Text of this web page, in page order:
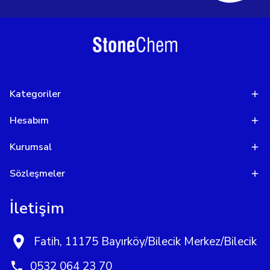
Kategoriler
Hesabım
Kurumsal
Sözleşmeler
İletişim
Fatih, 11175 Bayırköy/Bilecik Merkez/Bilecik
0532 064 23 70